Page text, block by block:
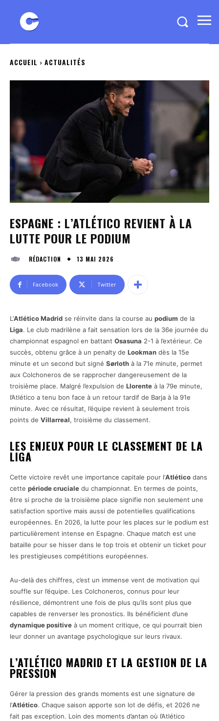
ACCUEIL ACTUALITÉS
ESPAGNE : L’ATLÉTICO REVIENT À LA
LUTTE POUR LE PODIUM
RÉDACTION 13 MAI 2026
Facebook Twitter
L’Atlético Madrid se réinvite dans la course au podium de la
Liga. Le club madrilène a fait sensation lors de la 36e journée du
championnat espagnol en battant Osasuna 2-1 à l’extérieur. Ce
succès, obtenu grâce à un penalty de Lookman dès la 15e
minute et un second but signé Sørloth à la 71e minute, permet
aux Colchoneros de se rapprocher dangereusement de la
troisième place. Malgré l’expulsion de Llorente à la 79e minute,
l’Atlético a tenu bon face à un retour tardif de Barja à la 91e
minute. Avec ce résultat, l’équipe revient à seulement trois
points de Villarreal, troisième du classement.
LES ENJEUX POUR LE CLASSEMENT DE LA
LIGA
Cette victoire revêt une importance capitale pour l’Atlético dans
cette période cruciale du championnat. En termes de points,
être si proche de la troisième place signifie non seulement une
satisfaction sportive mais aussi de potentielles qualifications
européennes. En 2026, la lutte pour les places sur le podium est
particulièrement intense en Espagne. Chaque match est une
bataille pour se hisser dans le top trois et obtenir un ticket pour
les prestigieuses compétitions européennes.
Au-delà des chiffres, c’est un immense vent de motivation qui
souffle sur l’équipe. Les Colchoneros, connus pour leur
résilience, démontrent une fois de plus qu’ils sont plus que
capables de renverser les pronostics. Ils bénéficient d’une
dynamique positive à un moment critique, ce qui pourrait bien
leur donner un avantage psychologique sur leurs rivaux.
L’ATLÉTICO MADRID ET LA GESTION DE LA
PRESSION
Gérer la pression des grands moments est une signature de
l’Atlético. Chaque saison apporte son lot de défis, et 2026 ne
fait pas exception. Loin des moments d’antan où l’Atlético